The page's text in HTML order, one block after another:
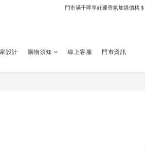
新自製款系列首批限時優惠｜單件95折，
設計 購物須知 線上客服 門市資訊